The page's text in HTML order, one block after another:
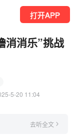
打开APP
消消乐”挑战
5-20 11:04
去听全文